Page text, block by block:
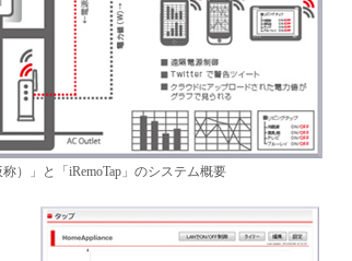
）」と「iRemoTap」のシステム概要